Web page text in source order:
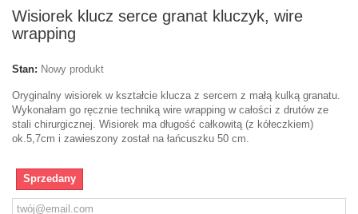
Wisiorek klucz serce granat kluczyk, wire
wrapping
Stan: Nowy produkt
Oryginalny wisiorek w kształcie klucza z sercem z małą kulką granatu.
Wykonałam go ręcznie techniką wire wrapping w całości z drutów ze
stali chirurgicznej. Wisiorek ma długość całkowitą (z kółeczkiem)
ok.5,7cm i zawieszony został na łańcuszku 50 cm.
Sprzedany